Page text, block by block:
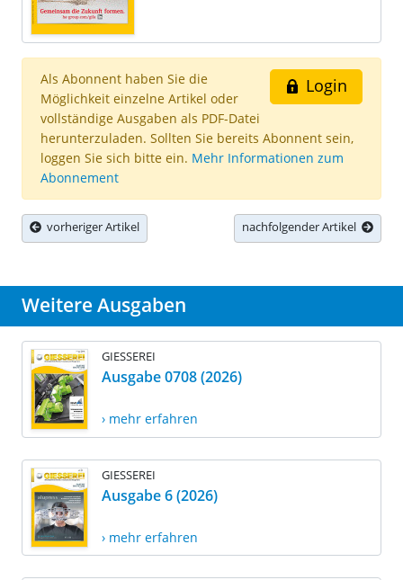
Login
Als Abonnent haben Sie die
Möglichkeit einzelne Artikel oder
vollständige Ausgaben als PDF-Datei
herunterzuladen. Sollten Sie bereits Abonnent sein,
loggen Sie sich bitte ein. Mehr Informationen zum
Abonnement
vorheriger Artikel nachfolgender Artikel
Weitere Ausgaben
GIESSEREI
Ausgabe 0708 (2026)
› mehr erfahren
GIESSEREI
Ausgabe 6 (2026)
› mehr erfahren